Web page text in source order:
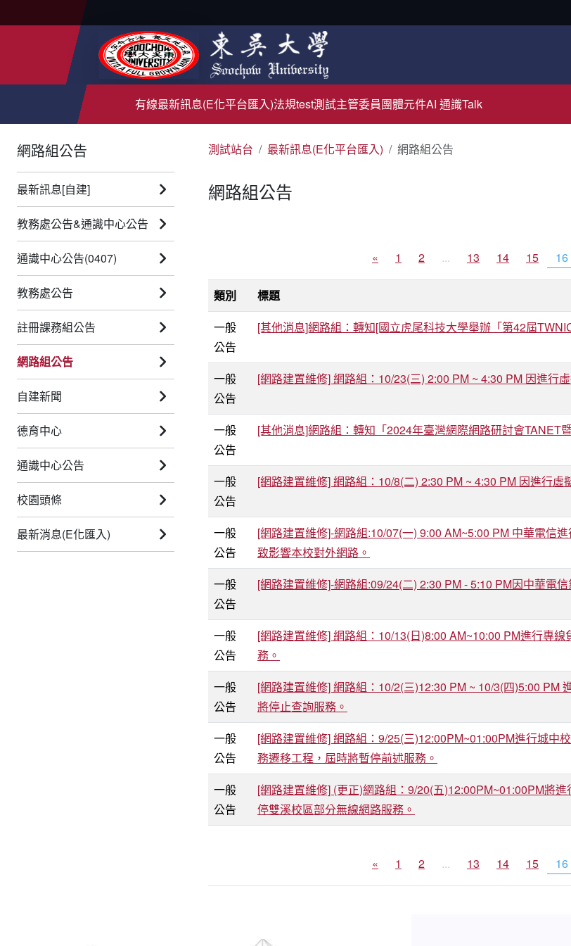
有線最新訊息(E化平台匯入)法規test測試主管委員團體元件AI 通識Talk
網路組公告
最新訊息[自建]
教務處公告&通識中心公告
通識中心公告(0407)
教務處公告
註冊課務組公告
網路組公告
自建新聞
德育中心
通識中心公告
校園頭條
最新消息(E化匯入)
測試站台 最新訊息(E化平台匯入) 網路組公告
網路組公告
« 1 2 ... 13 14 15 16
類別 標題
一般
公告
[其他消息]網路組：轉知[國立虎尾科技大學舉辦「第42屆
一般
公告
[網路建置維修] 網路組：10/23(三) 2:00 PM ~ 4:30 PM 因進行
一般
公告
[其他消息]網路組：轉知「2024年臺灣網際網路研討會TANET
一般
公告
[網路建置維修] 網路組：10/8(二) 2:30 PM ~ 4:30 PM 因進行
一般
公告
[網路建置維修]-網路組:10/07(一) 9:00 AM~5:00 PM 中華電信
致影響本校對外網路。
一般
公告
[網路建置維修]-網路組:09/24(二) 2:30 PM - 5:10 PM因中華電
一般
公告
[網路建置維修] 網路組：10/13(日)8:00 AM~10:00 PM進行專
務。
一般
公告
[網路建置維修] 網路組：10/2(三)12:30 PM ~ 10/3(四)5:00
將停止查詢服務。
一般
公告
[網路建置維修] 網路組：9/25(三)12:00PM~01:00PM進行城中
務遷移工程，屆時將暫停前述服務。
一般
公告
[網路建置維修] (更正)網路組：9/20(五)12:00PM~01:00PM將
停雙溪校區部分無線網路服務。
« 1 2 ... 13 14 15 16